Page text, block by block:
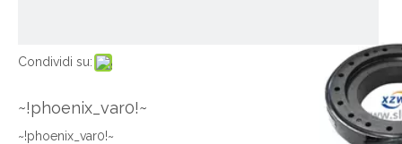
Condividi su:
~!phoenix_var0!~
~!phoenix_var0!~